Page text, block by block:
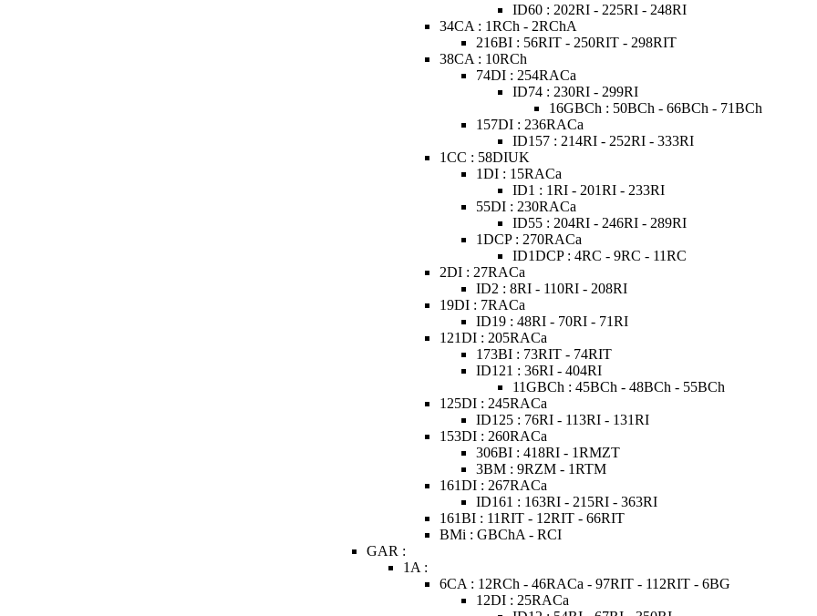
ID60 : 202RI - 225RI - 248RI
34CA : 1RCh - 2RChA
216BI : 56RIT - 250RIT - 298RIT
38CA : 10RCh
74DI : 254RACa
ID74 : 230RI - 299RI
16GBCh : 50BCh - 66BCh - 71BCh
157DI : 236RACa
ID157 : 214RI - 252RI - 333RI
1CC : 58DIUK
1DI : 15RACa
ID1 : 1RI - 201RI - 233RI
55DI : 230RACa
ID55 : 204RI - 246RI - 289RI
1DCP : 270RACa
ID1DCP : 4RC - 9RC - 11RC
2DI : 27RACa
ID2 : 8RI - 110RI - 208RI
19DI : 7RACa
ID19 : 48RI - 70RI - 71RI
121DI : 205RACa
173BI : 73RIT - 74RIT
ID121 : 36RI - 404RI
11GBCh : 45BCh - 48BCh - 55BCh
125DI : 245RACa
ID125 : 76RI - 113RI - 131RI
153DI : 260RACa
306BI : 418RI - 1RMZT
3BM : 9RZM - 1RTM
161DI : 267RACa
ID161 : 163RI - 215RI - 363RI
161BI : 11RIT - 12RIT - 66RIT
BMi : GBChA - RCI
GAR :
1A :
6CA : 12RCh - 46RACa - 97RIT - 112RIT - 6BG
12DI : 25RACa